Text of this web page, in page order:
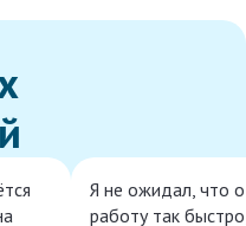
Я не ожидал, что
работу так